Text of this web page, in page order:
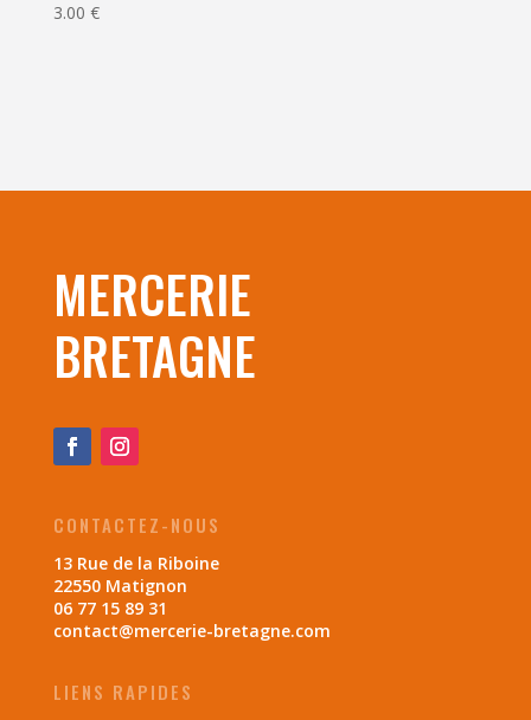
3.00 €
MERCERIE
BRETAGNE
CONTACTEZ-NOUS
13 Rue de la Riboine
22550 Matignon
06 77 15 89 31
contact@mercerie-bretagne.com
LIENS RAPIDES